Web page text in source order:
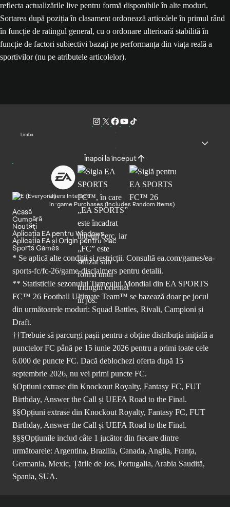
reflecta actualizările live pentru formă disponibile în alte moduri.
Sortarea după poziția în clasament ordonează articolele în primul rând
în funcție de ratingul general, cu o ordonare ulterioară stabilită în
funcție de factori subiectivi bazați pe performanța din viața reală a
sportivilor (nu pe atributele articolelor).
Limba
Înapoi la început
Users Interact
In-game Purchases (Includes Random Items)
Acasă
Cumpără
Noutăți
Aplicația EA pentru Windows
Aplicația EA și Origin pentru Mac
Sports Games
* Se aplică alte condiții și restricții. Consultă ea.com/games/ea-
sports-fc/fc-26/game-disclaimers pentru detalii.
** Statisticile sezonului Turneului Mondial din EA SPORTS
FC™ 26 Football Ultimate Team™ se bazează doar pe jocul
din următoarele moduri: Squad Battles, Rivali, Campioni și
Draft.
††Trebuie să parcurgi pașii pentru a obține distribuția inițială a
punctelor FC până pe 15 iunie 2026 pentru a primi toate cele
6.000 de puncte FC. Dacă deblochezi oferta după 15
septembrie 2026, nu vei primi puncte FC.
§Opțiuni extrase din Knockout Royalty, Fantasy FC, FUT
Birthday, Answer the Call și UEFA Road to the Final.
§§Opțiuni extrase din Knockout Royalty, Fantasy FC, FUT
Birthday, Answer the Call și UEFA Road to the Final.
§§§Opțiunile includ câte 1 jucător din fiecare dintre
următoarele: Argentina, Brazilia, Canada, Anglia, Franța,
Germania, Mexic, Țările de Jos, Portugalia, Arabia Saudită,
Spania, SUA.